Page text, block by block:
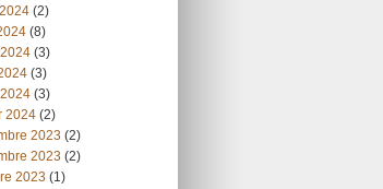
(2)
(8)
(3)
(3)
(3)
2024(2)
2023 (2)
2023 (2)
2023 (1)